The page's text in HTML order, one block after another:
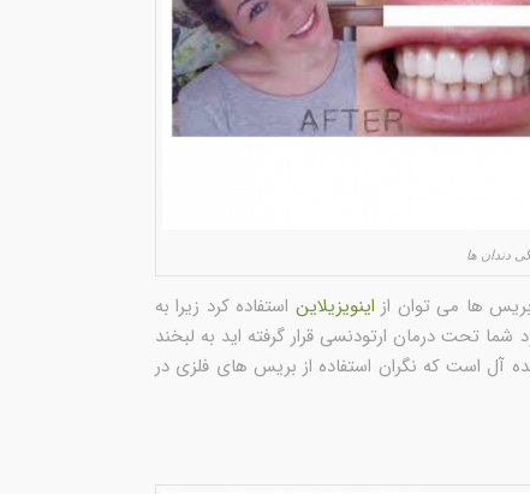
دندان ها
ها می توان از اینویزیلاین استفاده کرد زیرا به
تحت درمان ارتودنسی قرار گرفته اید به لبخند
آل است که نگران استفاده از بریس های فلزی در